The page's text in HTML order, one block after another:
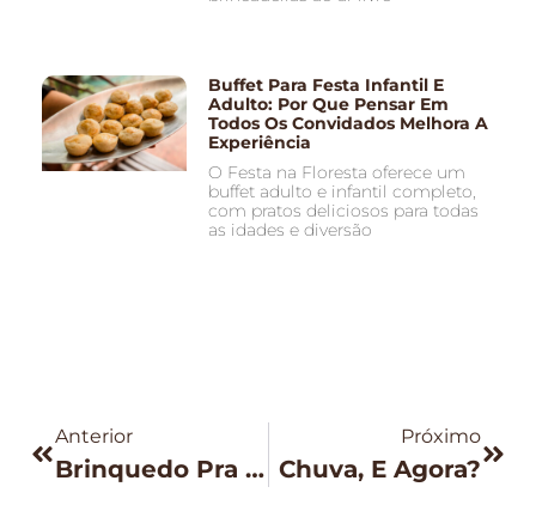
Buffet Para Festa Infantil E
Adulto: Por Que Pensar Em
Todos Os Convidados Melhora A
Experiência
O Festa na Floresta oferece um
buffet adulto e infantil completo,
com pratos deliciosos para todas
as idades e diversão
Anterior
Brinquedo Pra Quê?
Próximo
Chuva, E Agora?